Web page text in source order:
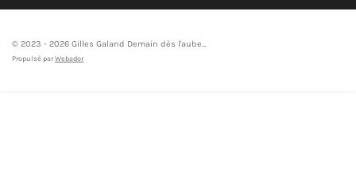
© 2023 - 2026 Gilles Galand Demain dès l'aube...
Propulsé par Webador